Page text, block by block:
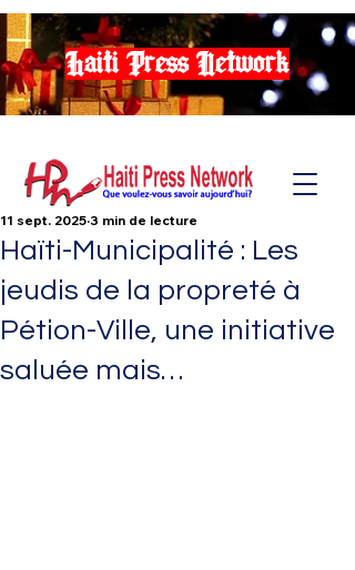
Haiti Press Network
Haïti-Municipalité : Les
jeudis de la propreté à
Pétion-Ville, une initiative
saluée mais…
11 sept. 2025 3 min de lecture